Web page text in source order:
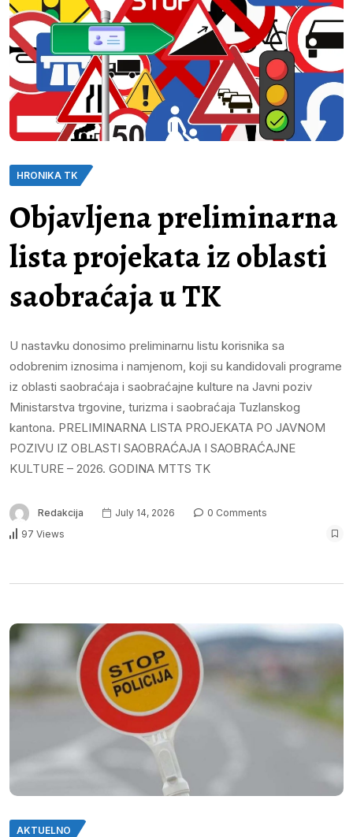
HRONIKA TK
Objavljena preliminarna
lista projekata iz oblasti
saobraćaja u TK
U nastavku donosimo preliminarnu listu korisnika sa
odobrenim iznosima i namjenom, koji su kandidovali programe
iz oblasti saobraćaja i saobraćajne kulture na Javni poziv
Ministarstva trgovine, turizma i saobraćaja Tuzlanskog
kantona. PRELIMINARNA LISTA PROJEKATA PO JAVNOM
POZIVU IZ OBLASTI SAOBRAĆAJA I SAOBRAĆAJNE
KULTURE – 2026. GODINA MTTS TK
Redakcija July 14, 2026
0 Comments
97 Views
AKTUELNO